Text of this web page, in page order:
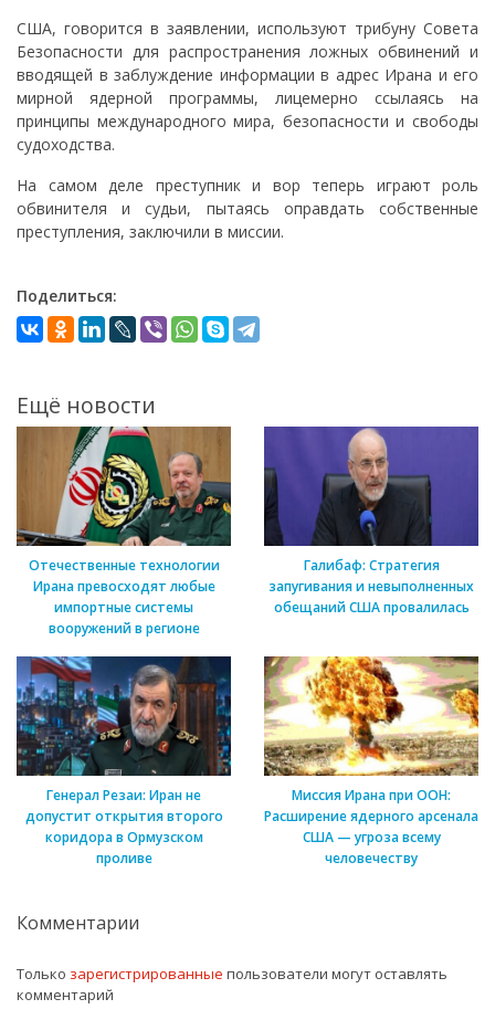
США, говорится в заявлении, используют трибуну Совета
Безопасности для распространения ложных обвинений и
вводящей в заблуждение информации в адрес Ирана и его
мирной ядерной программы, лицемерно ссылаясь на
принципы международного мира, безопасности и свободы
судоходства.
На самом деле преступник и вор теперь играют роль
обвинителя и судьи, пытаясь оправдать собственные
преступления, заключили в миссии.
Поделиться:
Ещё новости
Отечественные технологии
Ирана превосходят любые
импортные системы
вооружений в регионе
Галибаф: Стратегия
запугивания и невыполненных
обещаний США провалилась
Генерал Резаи: Иран не
допустит открытия второго
коридора в Ормузском
проливе
Миссия Ирана при ООН:
Расширение ядерного арсенала
США — угроза всему
человечеству
Комментарии
Только зарегистрированные пользователи могут оставлять
комментарий